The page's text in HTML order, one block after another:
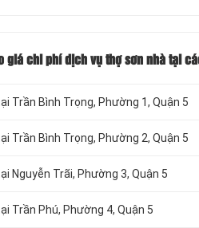
giá chi phí dịch vụ thợ sơn nhà tại
Trần Bình Trọng, Phường 1, Quận 5
Trần Bình Trọng, Phường 2, Quận 5
Nguyễn Trãi, Phường 3, Quận 5
Trần Phú, Phường 4, Quận 5